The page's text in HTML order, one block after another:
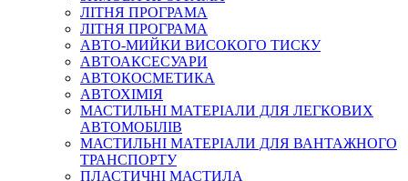
ЛІТНЯ ПРОГРАМА
ЛІТНЯ ПРОГРАМА
АВТО-МИЙКИ ВИСОКОГО ТИСКУ
АВТОАКСЕСУАРИ
АВТОКОСМЕТИКА
АВТОХІМІЯ
МАСТИЛЬНІ МАТЕРІАЛИ ДЛЯ ЛЕГКОВИХ
АВТОМОБІЛІВ
МАСТИЛЬНІ МАТЕРІАЛИ ДЛЯ ВАНТАЖНОГО
ТРАНСПОРТУ
ПЛАСТИЧНІ МАСТИЛА